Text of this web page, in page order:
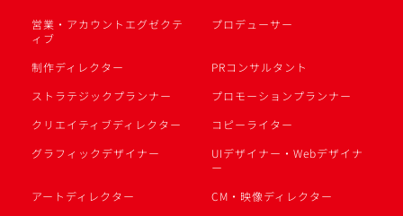
営業・アカウントエグゼクテ
ィブ
プロデューサー
制作ディレクター
PRコンサルタント
ストラテジックプランナー
プロモーションプランナー
クリエイティブディレクター
コピーライター
グラフィックデザイナー
UIデザイナー・Webデザイナ
ー
アートディレクター
CM・映像ディレクター